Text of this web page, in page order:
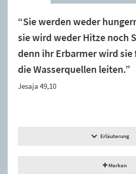
“Sie werden weder
sie wird weder Hitze noch
denn ihr Erbarmer wird sie
die Wasserquellen leiten.”
Jesaja 49,10
Erläuterung
Merken